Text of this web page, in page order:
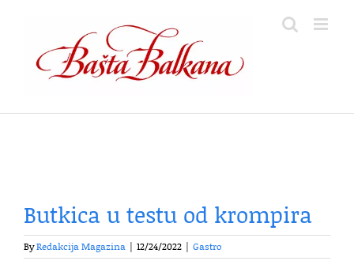
content
Butkica u testu od krompira
ByRedakcija Magazina 12/24/2022 Gastro